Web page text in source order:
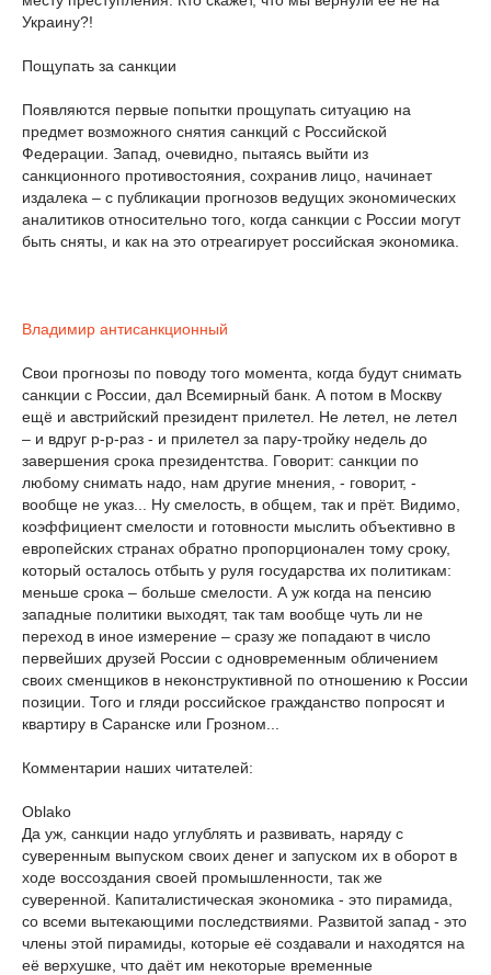
Украину?!
Пощупать за санкции
Появляются первые попытки прощупать ситуацию на
предмет возможного снятия санкций с Российской
Федерации. Запад, очевидно, пытаясь выйти из
санкционного противостояния, сохранив лицо, начинает
издалека – с публикации прогнозов ведущих экономических
аналитиков относительно того, когда санкции с России могут
быть сняты, и как на это отреагирует российская экономика.
Владимир антисанкционный
Свои прогнозы по поводу того момента, когда будут снимать
санкции с России, дал Всемирный банк. А потом в Москву
ещё и австрийский президент прилетел. Не летел, не летел
– и вдруг р-р-раз - и прилетел за пару-тройку недель до
завершения срока президентства. Говорит: санкции по
любому снимать надо, нам другие мнения, - говорит, -
вообще не указ... Ну смелость, в общем, так и прёт. Видимо,
коэффициент смелости и готовности мыслить объективно в
европейских странах обратно пропорционален тому сроку,
который осталось отбыть у руля государства их политикам:
меньше срока – больше смелости. А уж когда на пенсию
западные политики выходят, так там вообще чуть ли не
переход в иное измерение – сразу же попадают в число
первейших друзей России с одновременным обличением
своих сменщиков в неконструктивной по отношению к России
позиции. Того и гляди российское гражданство попросят и
квартиру в Саранске или Грозном...
Комментарии наших читателей:
Oblako
Да уж, санкции надо углублять и развивать, наряду с
суверенным выпуском своих денег и запуском их в оборот в
ходе воссоздания своей промышленности, так же
суверенной. Капиталистическая экономика - это пирамида,
со всеми вытекающими последствиями. Развитой запад - это
члены этой пирамиды, которые её создавали и находятся на
её верхушке, что даёт им некоторые временные